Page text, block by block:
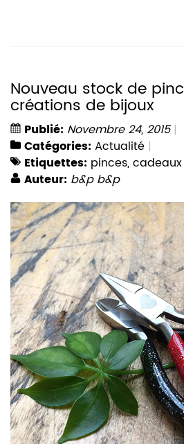
Nouveau stock de
créations de bijoux
Publié: Novembre 24, 2015
Catégories: Actualité
Etiquettes: pinces,
Auteur: b&p b&p